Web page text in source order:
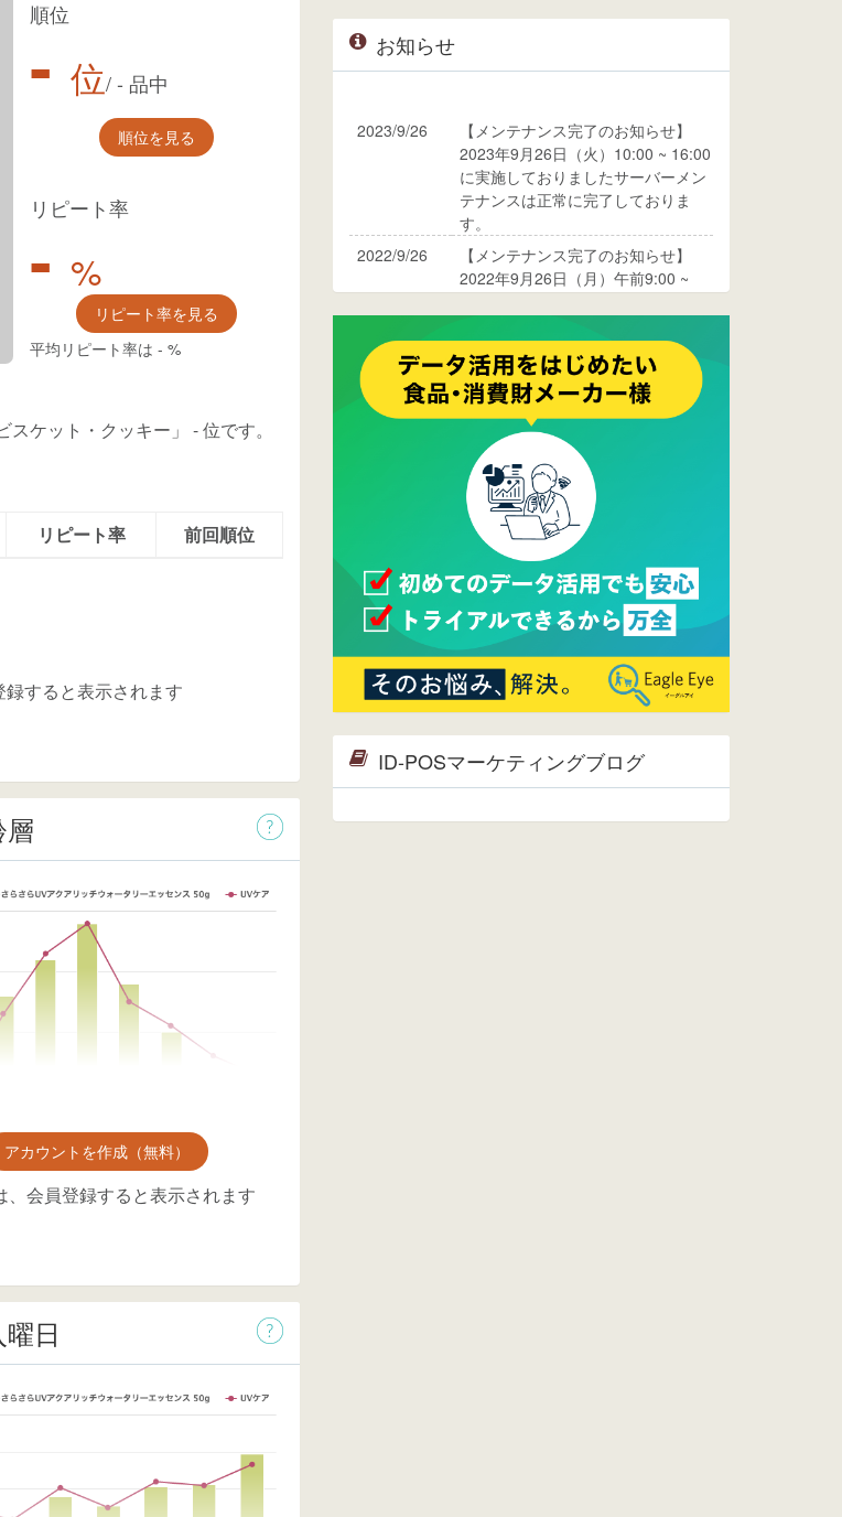
順位
- 位/- 品中
順位を見る
リピート率
- %
リピート率を見る
平均リピート率は - %
ケット・クッキー」 -位です。
リピート率 前回順位
すると表示されます
アカウントを作成（無料）
、会員登録すると表示されます
日
お知らせ
2023/9/26
【メンテナンス完了のお知らせ】
2023年9月26日（火）10:00 ~ 16:00
に実施しておりましたサーバーメン
テナンスは正常に完了しておりま
す。
2022/9/26
【メンテナンス完了のお知らせ】
2022年9月26日（月）午前9:00 ~
ります。
2017/05/17
ウレコンでブログ掲載が始まりまし
た。ぜひご覧ください。
ウレコンのサイト機能を大幅バージ
ョンアップ。詳細はこちら。⇒
ページへ
ウレコンが機能拡充し、サイトリニ
ューアルしました。⇒
Facebook
2015/04/30
Facebookページを開設しました。
詳細はこちら。
2015/04/20
ウレコンサイトリリースしました。
ID-POSマーケティングブログ